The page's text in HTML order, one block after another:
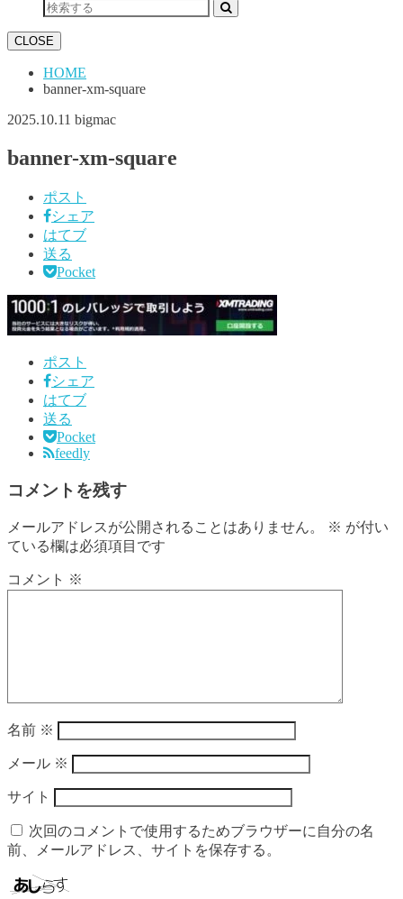
CLOSE
HOME
banner-xm-square
2025.10.11 bigmac
banner-xm-square
ポスト
シェア
はてブ
送る
Pocket
ポスト
シェア
はてブ
送る
Pocket
feedly
コメントを残す
メールアドレスが公開されることはありません。 ※ が付い
ている欄は必須項目です
コメント ※
名前 ※
メール ※
サイト
次回のコメントで使用するためブラウザーに自分の名
前、メールアドレス、サイトを保存する。